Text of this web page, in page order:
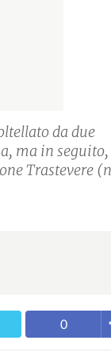
da due
ma in seguito,
Trastevere
0